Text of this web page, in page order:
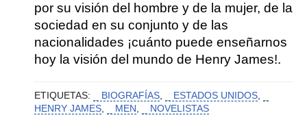
por su visión del hombre y de la mujer, de la
sociedad en su conjunto y de las
nacionalidades ¡cuánto puede enseñarnos
hoy la visión del mundo de Henry James!.
ETIQUETAS: BIOGRAFÍAS, ESTADOS UNIDOS,
HENRY JAMES, MEN, NOVELISTAS